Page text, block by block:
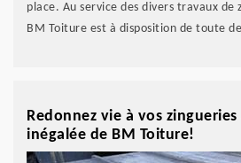
place. Au service des divers travaux de
BM Toiture est à disposition de toute
Redonnez vie à vos
inégalée de BM Toiture!